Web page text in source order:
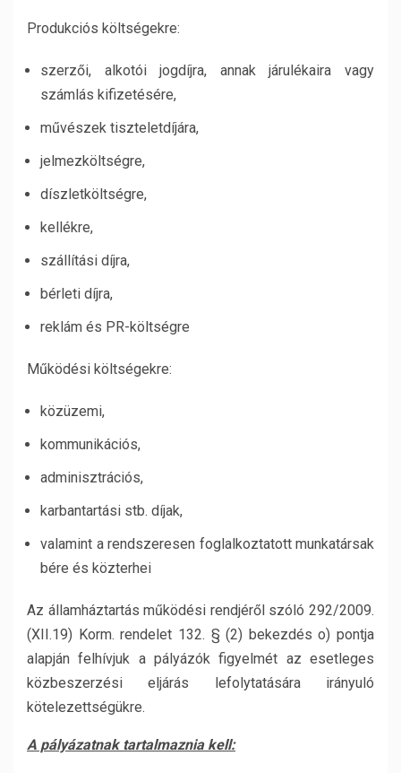
Produkciós költségekre:
szerzői, alkotói jogdíjra, annak járulékaira vagy
számlás kifizetésére,
művészek tiszteletdíjára,
jelmezköltségre,
díszletköltségre,
kellékre,
szállítási díjra,
bérleti díjra,
reklám és PR-költségre
Működési költségekre:
közüzemi,
kommunikációs,
adminisztrációs,
karbantartási stb. díjak,
valamint a rendszeresen foglalkoztatott munkatársak
bére és közterhei
Az államháztartás működési rendjéről szóló 292/2009.
(XII.19) Korm. rendelet 132. § (2) bekezdés o) pontja
alapján felhívjuk a pályázók figyelmét az esetleges
közbeszerzési eljárás lefolytatására irányuló
kötelezettségükre.
A pályázatnak tartalmaznia kell: